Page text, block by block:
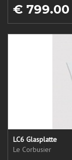
€ 799.00
LC6 Glasplatte
Le Corbusier